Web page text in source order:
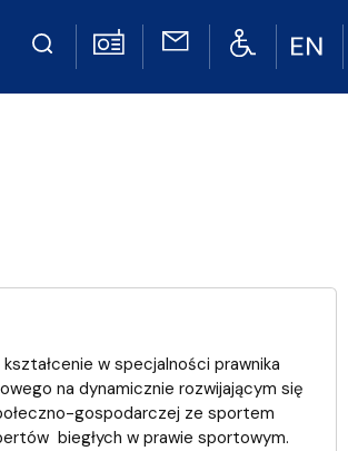
w specjalności prawnika
na dynamicznie rozwijającym się
gospodarczej ze sportem
biegłych w prawie sportowym.